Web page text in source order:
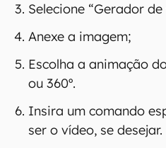
Selecione “Gerador de
Anexe a imagem;
Escolha a animação
ou 360º.
Insira um comando
ser o vídeo, se desejar.